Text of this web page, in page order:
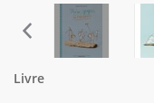
Livre